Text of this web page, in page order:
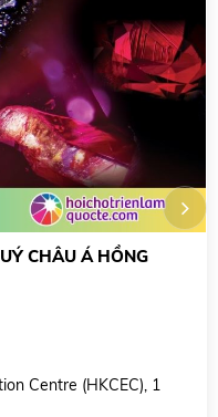
NHẬT BẢN JAPAN
East